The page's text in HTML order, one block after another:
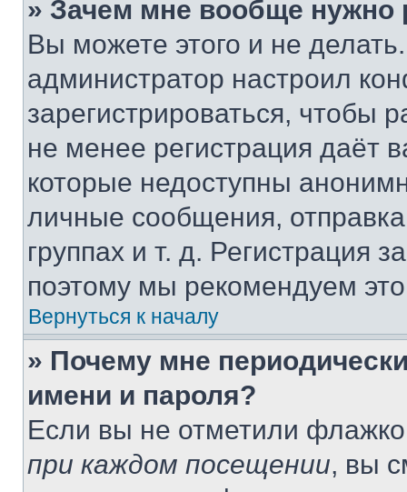
» Зачем мне вообще нужно
Вы можете этого и не
администратор настроил
зарегистрироваться, чтобы
не менее регистрация даёт
которые недоступны
личные сообщения,
группах и т. д. Регистрация
поэтому мы рекомендуем
Вернуться к началу
» Почему мне
имени и пароля?
Если вы не отметили
при каждом посещении, вы